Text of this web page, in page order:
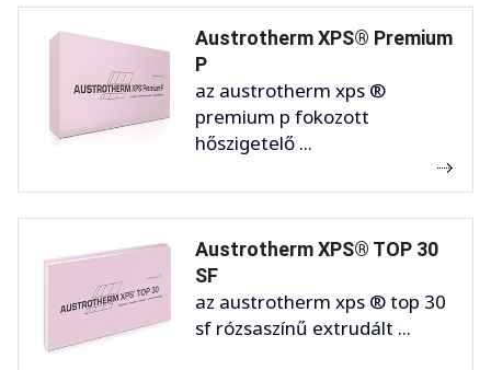
Austrotherm XPS® Premium
P
az austrotherm xps ®
premium p fokozott
hőszigetelő ...
Austrotherm XPS® TOP 30
SF
az austrotherm xps ® top 30
sf rózsaszínű extrudált ...